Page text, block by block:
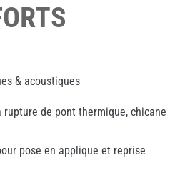
& acoustiques
de pont thermique, chicane
pose en applique et reprise